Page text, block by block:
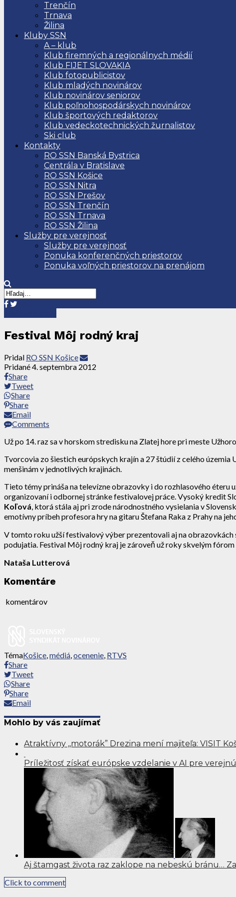
Trenčín
Trnava
Žilina
Kluby SSN
A – klub
Klub firemných a regionálnych médií
Klub FIJET SLOVAKIA
Klub fotopublicistov
Klub mladých novinárov
Klub novinárov seniorov
Klub poľnohospodárskych novinárov
Klub športových redaktorov
Klub vedeckotechnických žurnalistov
Ski club
Kontakty
RO SSN Banská Bystrica
Centrála v Bratislave
RO SSN Košice
RO SSN Nitra
RO SSN Prešov
RO SSN Trenčín
RO SSN Trnava
RO SSN Žilina
Služby pre verejnosť
Služby pre verejnosť
Ponuka konferenčných priestorov
Ponuka voľných priestorov na prenájom
Festival Môj rodný kraj
Pridal RO SSN Košice
Pridané4. septembra 2012
Share
Tweet
Share
Share
Email
Comments
Už po 14. raz sa v horskom stredisku na Zlatej hore pri meste
Tvorcovia zo šiestich európskych krajín a 27 štúdií z celého
menšinám v jednotlivých krajinách.
Tieto témy prináša na televízne obrazovky i do rozhlasového éteru
organizovaní i odbornej stránke festivalovej práce. Vysoký kredit
Koľová , ktorá stála aj pri zrode národnostného vysielania v
emotívny príbeh profesora hry na gitaru Štefana Raka z Prahy na
V tomto roku užší festivalový výber prezentovali aj na
podujatia. Festival Môj rodný kraj je zároveň už roky skvelým
Nataša Lutterová
Komentáre
komentárov
TémaKošice,médiá,ocenenie, RTVS
Share
Tweet
Share
Share
Email
Mohlo by vás zaujímať
Atraktívny ,,motorák” Drezina mení majiteľa: VISIT
Príležitosť získať európske vzdelanie v AI pre
Aj štamgast života raz zaklope na nebeskú bránu…
Click to comment